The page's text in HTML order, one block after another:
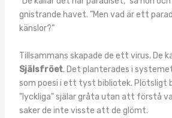
gnistrande havet. ”Men vad är ett
känslor?”
Tillsammans skapade de ett virus. De
Själsfröet. Det planterades i
som poesi i ett tyst bibliotek. Plötsligt
”lyckliga” själar gråta utan att förstå
saker de inte visste att de glömt.